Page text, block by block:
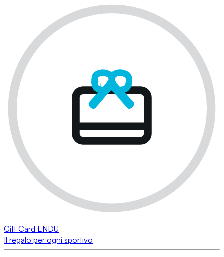
Gift Card ENDU
Il regalo per ogni sportivo